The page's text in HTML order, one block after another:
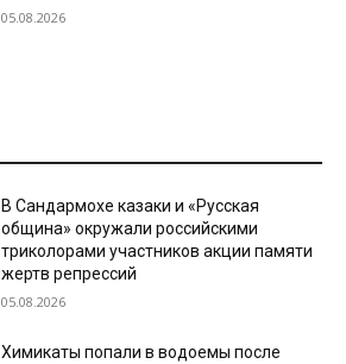
05.08.2026
В Сандармохе казаки и «Русская
община» окружали российскими
триколорами участников акции памяти
жертв репрессий
05.08.2026
Химикаты попали в водоемы после